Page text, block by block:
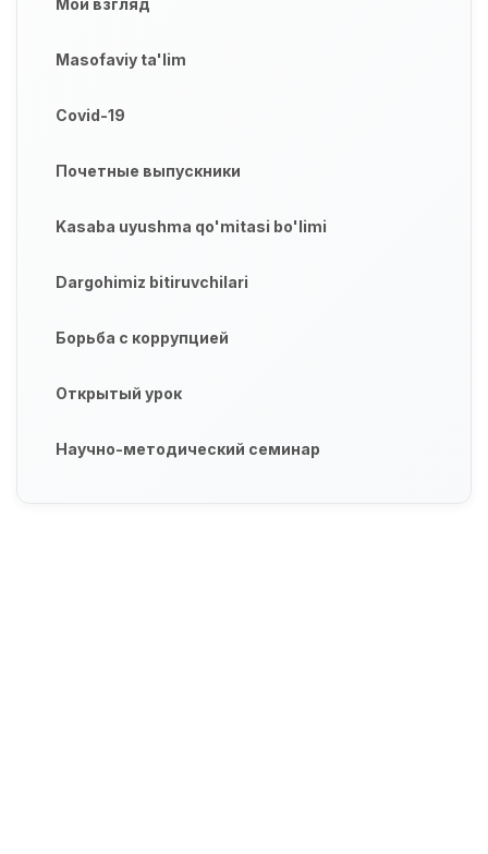
Masofaviy ta'lim
Covid-19
Почетные выпускники
Kasaba uyushma qo'mitasi bo'limi
Dargohimiz bitiruvchilari
Борьба с коррупцией
Открытый урок
Научно-методический семинар